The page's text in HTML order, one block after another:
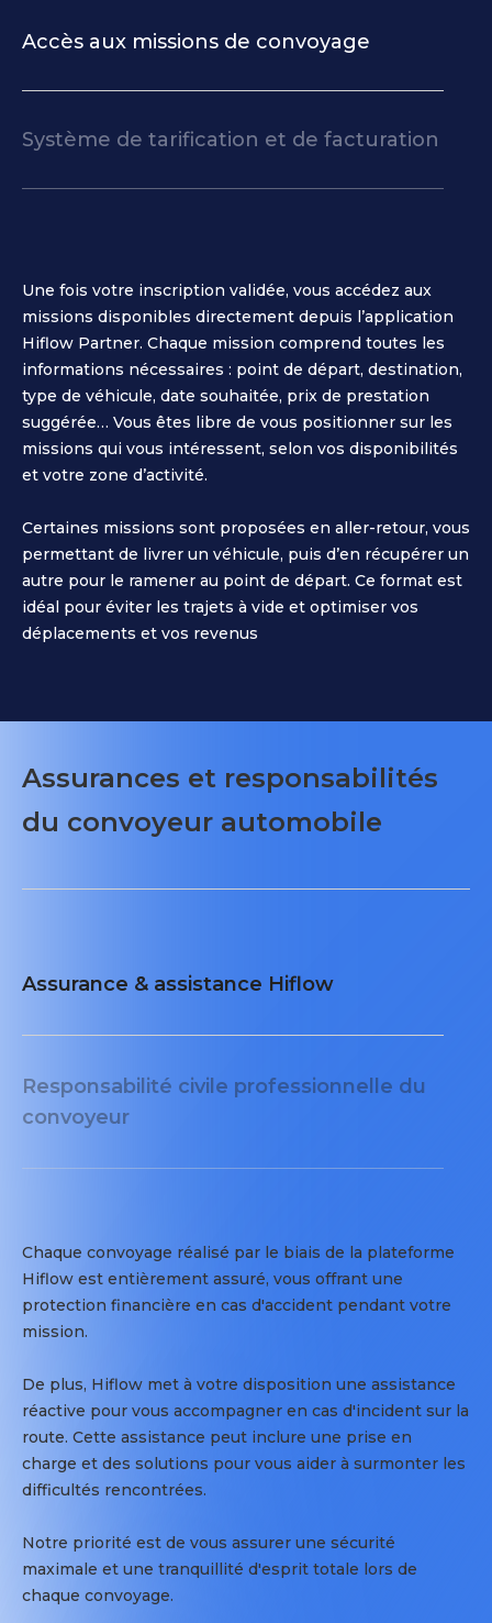
Accès aux missions de convoyage
Système de tarification et de facturation
Une fois votre inscription validée, vous accédez aux
missions disponibles directement depuis l’application
Hiflow Partner. Chaque mission comprend toutes les
informations nécessaires : point de départ, destination,
type de véhicule, date souhaitée, prix de prestation
suggérée… Vous êtes libre de vous positionner sur les
missions qui vous intéressent, selon vos disponibilités
et votre zone d’activité.
Certaines missions sont proposées en aller-retour, vous
permettant de livrer un véhicule, puis d’en récupérer un
autre pour le ramener au point de départ. Ce format est
idéal pour éviter les trajets à vide et optimiser vos
déplacements et vos revenus
Assurances et responsabilités
du convoyeur automobile
Assurance & assistance Hiflow
Responsabilité civile professionnelle du
convoyeur
Chaque convoyage réalisé par le biais de la plateforme
Hiflow est entièrement assuré, vous offrant une
protection financière en cas d'accident pendant votre
mission.
De plus, Hiflow met à votre disposition une assistance
réactive pour vous accompagner en cas d'incident sur la
route. Cette assistance peut inclure une prise en
charge et des solutions pour vous aider à surmonter les
difficultés rencontrées.
Notre priorité est de vous assurer une sécurité
maximale et une tranquillité d'esprit totale lors de
chaque convoyage.